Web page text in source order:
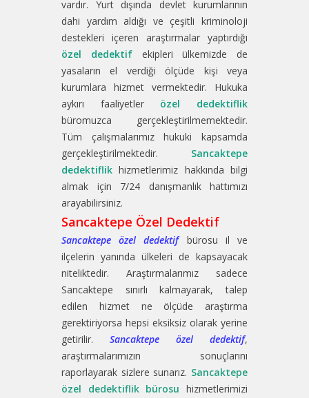
vardır. Yurt dışında devlet kurumlarının
dahi yardım aldığı ve çeşitli kriminoloji
destekleri içeren araştırmalar yaptırdığı
özel dedektifekipleri ülkemizde de
yasaların el verdiği ölçüde kişi veya
kurumlara hizmet vermektedir. Hukuka
aykırı faaliyetler özel dedektiflik
büromuzca gerçekleştirilmemektedir.
Tüm çalışmalarımız hukuki kapsamda
gerçekleştirilmektedir. Sancaktepe
dedektiflik hizmetlerimiz hakkında bilgi
almak için 7/24 danışmanlık hattımızı
arayabilirsiniz.
Sancaktepe Özel Dedektif
Sancaktepe özel dedektifbürosu il ve
ilçelerin yanında ülkeleri de kapsayacak
niteliktedir. Araştırmalarımız sadece
Sancaktepe sınırlı kalmayarak, talep
edilen hizmet ne ölçüde araştırma
gerektiriyorsa hepsi eksiksiz olarak yerine
getirilir. Sancaktepe özel dedektif,
araştırmalarımızın sonuçlarını
raporlayarak sizlere sunarız. Sancaktepe
özel dedektiflik bürosu hizmetlerimizi